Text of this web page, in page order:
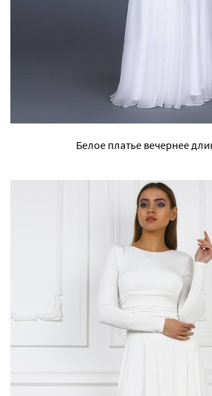
Белое платье вечернее